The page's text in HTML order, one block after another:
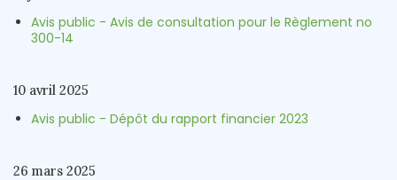
Avis public - Avis de consultation pour le Règlement no
300-14
10 avril 2025
Avis public - Dépôt du rapport financier 2023
26 mars 2025